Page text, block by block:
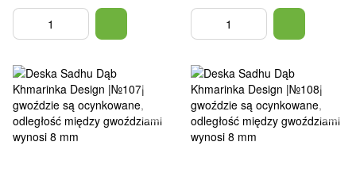
gwoździami wynosi 8 mm
gwoździami wynosi 8 mm